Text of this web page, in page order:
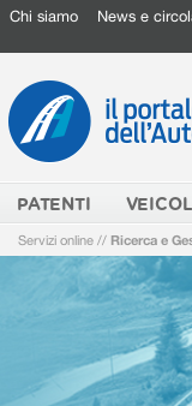
Chi siamo News e
PATENTI
Servizi online // Ricerca e